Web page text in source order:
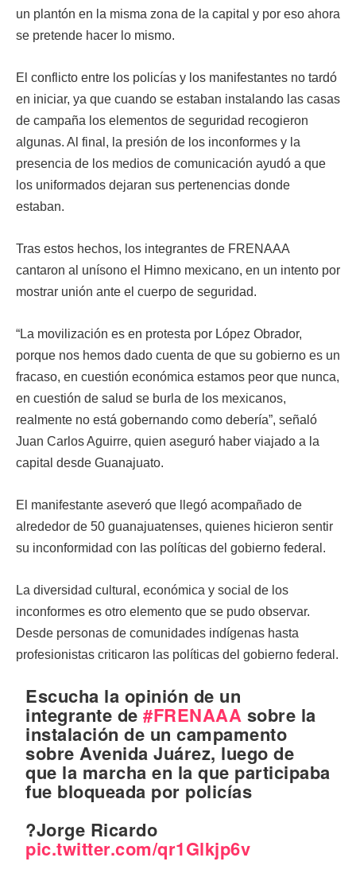
un plantón en la misma zona de la capital y por eso ahora
se pretende hacer lo mismo.
El conflicto entre los policías y los manifestantes no tardó
en iniciar, ya que cuando se estaban instalando las casas
de campaña los elementos de seguridad recogieron
algunas. Al final, la presión de los inconformes y la
presencia de los medios de comunicación ayudó a que
los uniformados dejaran sus pertenencias donde
estaban.
Tras estos hechos, los integrantes de FRENAAA
cantaron al unísono el Himno mexicano, en un intento por
mostrar unión ante el cuerpo de seguridad.
“La movilización es en protesta por López Obrador,
porque nos hemos dado cuenta de que su gobierno es un
fracaso, en cuestión económica estamos peor que nunca,
en cuestión de salud se burla de los mexicanos,
realmente no está gobernando como debería”, señaló
Juan Carlos Aguirre, quien aseguró haber viajado a la
capital desde Guanajuato.
El manifestante aseveró que llegó acompañado de
alrededor de 50 guanajuatenses, quienes hicieron sentir
su inconformidad con las políticas del gobierno federal.
La diversidad cultural, económica y social de los
inconformes es otro elemento que se pudo observar.
Desde personas de comunidades indígenas hasta
profesionistas criticaron las políticas del gobierno federal.
Escucha la opinión de un
integrante de#FRENAAA sobre la
instalación de un campamento
sobre Avenida Juárez, luego de
que la marcha en la que participaba
fue bloqueada por policías
?️Jorge Ricardo
pic.twitter.com/qr1Glkjp6v